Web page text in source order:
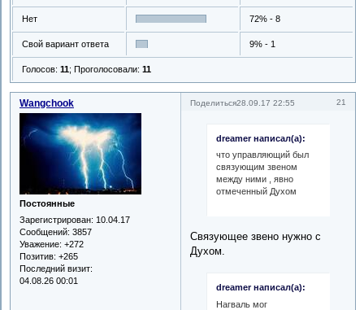
Нет 72% - 8
Свой вариант ответа 9% - 1
Голосов:11;Проголосовали:11
Поделиться 21
28.09.17 22:55
Wangchook
Постоянные
Зарегистрирован: 10.04.17
Сообщений: 3857
Уважение: +272
Позитив: +265
Последний визит:
04.08.26 00:01
dreamer написал(а):
что управляющий был
связующим звеном
между ними , явно
отмеченный Духом
Связующее звено нужно с
Духом.
dreamer написал(а):
Нагваль мог